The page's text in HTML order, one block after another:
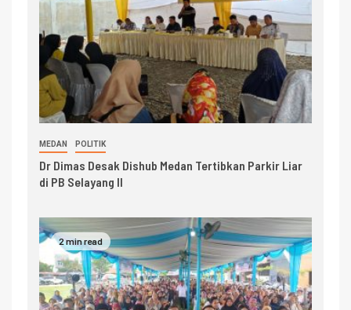
MEDAN POLITIK
Dr Dimas Desak Dishub Medan Tertibkan Parkir Liar
di PB Selayang II
2 min read